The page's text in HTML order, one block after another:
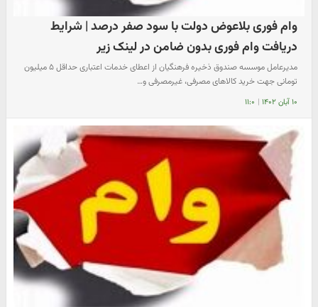
وام فوری بلاعوض دولت با سود صفر درصد | شرایط
دریافت وام فوری بدون ضامن در لینک زیر
مدیرعامل موسسه صندوق ذخیره فرهنگیان از اعطای خدمات اعتباری حداقل ۵ میلیون
تومانی جهت خرید کالاهای مصرفی، غیرمصرفی و…
۱۰ آبان ۱۴۰۲ | ۱۱:۰